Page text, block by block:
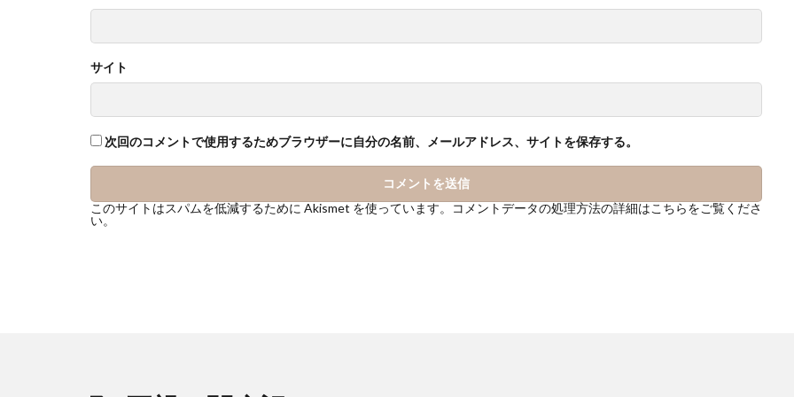
サイト
次回のコメントで使用するためブラウザーに自分の名前、メールアドレス、サイトを保存する。
このサイトはスパムを低減するために Akismet を使っています。
コメントデータの処理方法の詳細はこちらをご覧くださ
い。